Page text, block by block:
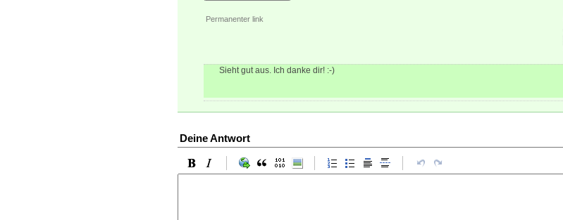
Permanenter link
Sieht gut aus. Ich danke dir! :-)
Deine Antwort